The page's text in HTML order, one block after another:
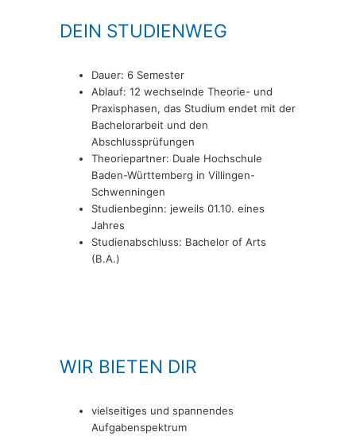
DEIN STUDIENWEG
Dauer: 6 Semester
Ablauf: 12 wechselnde Theorie- und
Praxisphasen, das Studium endet mit der
Bachelorarbeit und den
Abschlussprüfungen
Theoriepartner: Duale Hochschule
Baden-Württemberg in Villingen-
Schwenningen
Studienbeginn: jeweils 01.10. eines
Jahres
Studienabschluss: Bachelor of Arts
(B.A.)
WIR BIETEN DIR
vielseitiges und spannendes
Aufgabenspektrum